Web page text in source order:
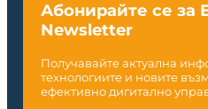
Абонирайте се за
Newsletter
Получавайте актуална
технологиите и новите
ефективно дигитално